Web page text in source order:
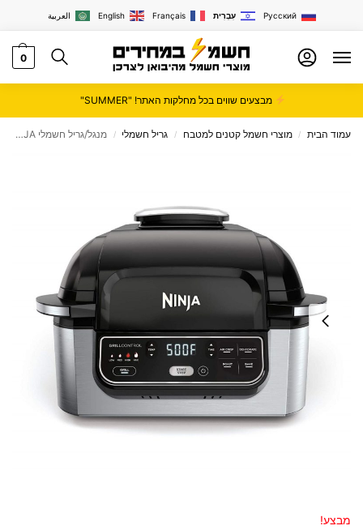
العربية English Français עִבְרִית Русский
0
מבצעים שווים בכל מחלקות האתר! "SUMMER"
עמוד הבית / מוצרי חשמל קטנים למטבח / גריל חשמלי / ‏‏מנגל/גריל חשמלי NINJA נינג'ה דגם AG301
מבצע!